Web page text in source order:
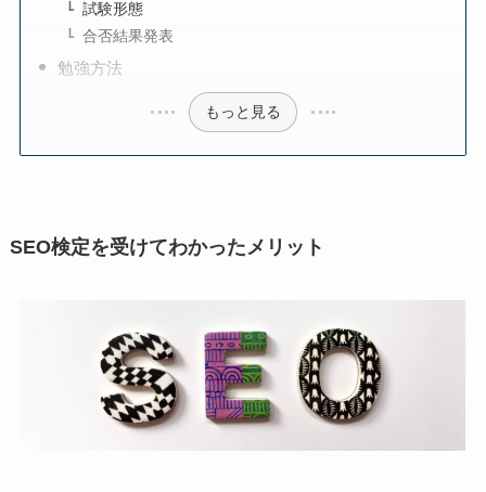
試験形態
合否結果発表
勉強方法
もっと見る
SEO検定を受けてわかったメリット